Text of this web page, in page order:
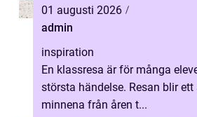
01 augusti 2026
admin
inspiration
En klassresa är för många
största händelse. Resan blir
minnena från åren t...